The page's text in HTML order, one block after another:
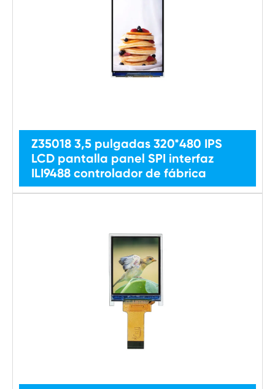
Z35018 3,5 pulgadas 320*480 IPS
LCD pantalla panel SPI interfaz
ILI9488 controlador de fábrica